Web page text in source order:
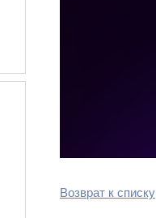
Возврат к списку